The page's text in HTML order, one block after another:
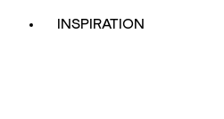
INSPIRATION